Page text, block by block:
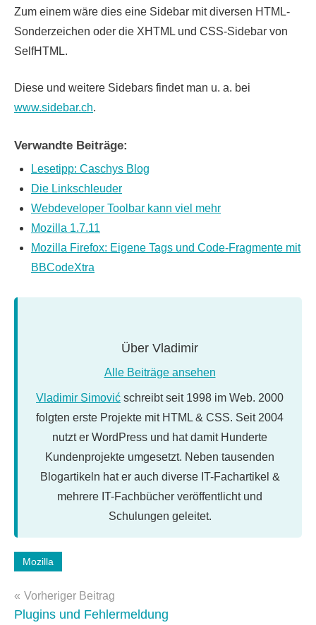
Zum einem wäre dies eine Sidebar mit diversen HTML-
Sonderzeichen oder die XHTML und CSS-Sidebar von
SelfHTML.
Diese und weitere Sidebars findet man u. a. bei
www.sidebar.ch.
Verwandte Beiträge:
Lesetipp: Caschys Blog
Die Linkschleuder
Webdeveloper Toolbar kann viel mehr
Mozilla 1.7.11
Mozilla Firefox: Eigene Tags und Code-Fragmente mit
BBCodeXtra
Über Vladimir
Alle Beiträge ansehen
Vladimir Simović schreibt seit 1998 im Web. 2000
folgten erste Projekte mit HTML & CSS. Seit 2004
nutzt er WordPress und hat damit Hunderte
Kundenprojekte umgesetzt. Neben tausenden
Blogartikeln hat er auch diverse IT-Fachartikel &
mehrere IT-Fachbücher veröffentlicht und
Schulungen geleitet.
Schlagwörter:
erweiterung,
seamonkey
Mozilla
Beitragsnavigation
Vorheriger Beitrag
Plugins und Fehlermeldung